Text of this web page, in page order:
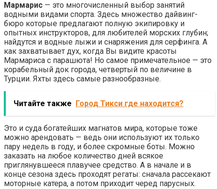
Мармарис — это многочисленный выбор занятий
водными видами спорта. Здесь множество дайвинг-
бюро которые предлагают полную экипировку и
опытных инструкторов, для любителей морских глубин;
найдутся и водные лыжи и снаряжения для серфинга. А
как захватывает дух, когда Вы видите красоты
Мармариса с парашюта! Но самое примечательное — это
корабельный док города, четвертый по величине в
Турции. Яхты здесь самые разнообразные.
Читайте также Город Тикси где находится?
Это и суда богатейших магнатов мира, которые тоже
можно арендовать — ведь они используют их только
пару недель в году, и более скромные боты. Можно
заказать на любое количество дней всякое
приглянувшееся плавучее средство. А в начале и в
конце сезона здесь проходят регаты: сначала рассекают
моторные катера, а потом приходит черед парусных.